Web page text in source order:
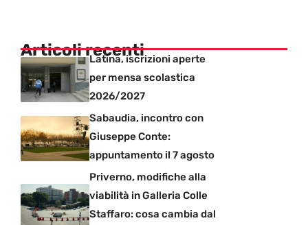
Articoli recentiLatina, iscrizioni aperte
per mensa scolastica
2026/2027
Sabaudia, incontro con
Giuseppe Conte:
appuntamento il 7 agosto
Priverno, modifiche alla
viabilità in Galleria Colle
Staffaro: cosa cambia dal